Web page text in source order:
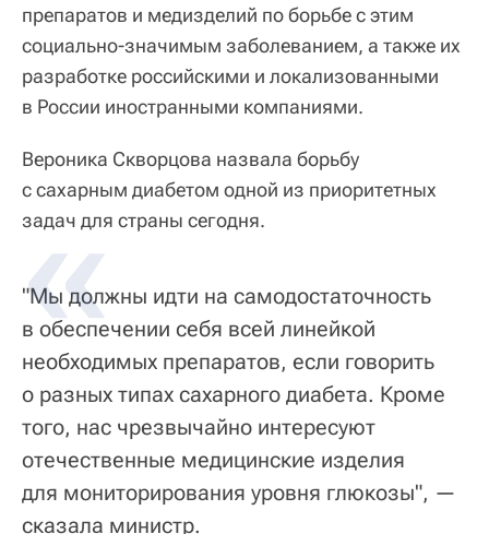
препаратов и медизделий по борьбе с этим
социально-значимым заболеванием, а также их
разработке российскими и локализованными
в России иностранными компаниями.
Вероника Скворцова назвала борьбу
с сахарным диабетом одной из приоритетных
задач для страны сегодня.
"Мы должны идти на самодостаточность
в обеспечении себя всей линейкой
необходимых препаратов, если говорить
о разных типах сахарного диабета. Кроме
того, нас чрезвычайно интересуют
отечественные медицинские изделия
для мониторирования уровня глюкозы", —
сказала министр.